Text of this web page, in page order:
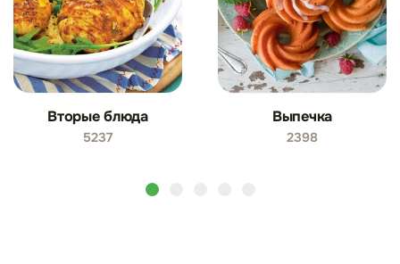
Вторые блюда
5237
Выпечка
2398